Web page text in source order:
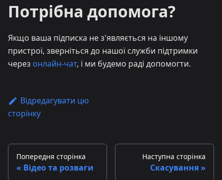
Потрібна допомога?
Якщо ваша підписка не з'являється на іншому
пристрої, зверніться до нашої служби підтримки
через онлайн-чат, і ми будемо раді допомогти.
Відредагувати цю
сторінку
Попередня сторінка
Відео та розваги
Наступна сторінка
Скасування